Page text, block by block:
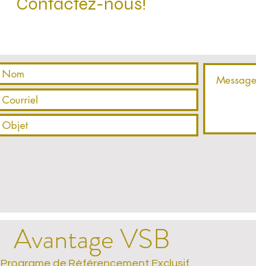
Contactez-nous!
Programe de Référencement Exclusif
Avantage VSB